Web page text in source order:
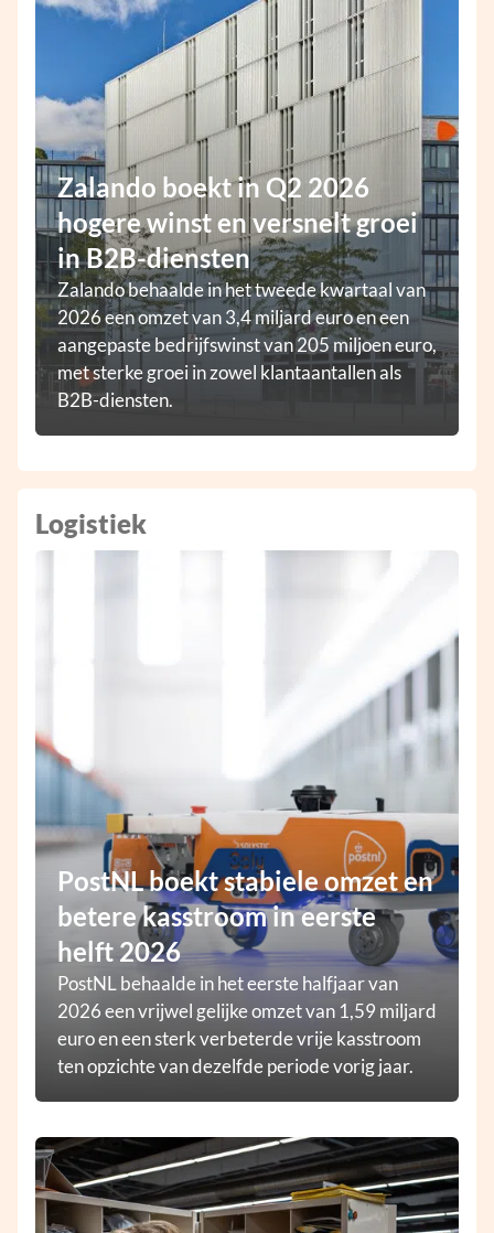
Zalando boekt in Q2 2026
hogere winst en versnelt groei
in B2B-diensten
Zalando behaalde in het tweede kwartaal van
2026 een omzet van 3,4 miljard euro en een
aangepaste bedrijfswinst van 205 miljoen euro,
met sterke groei in zowel klantaantallen als
B2B-diensten.
Logistiek
PostNL boekt stabiele omzet en
betere kasstroom in eerste
helft 2026
PostNL behaalde in het eerste halfjaar van
2026 een vrijwel gelijke omzet van 1,59 miljard
euro en een sterk verbeterde vrije kasstroom
ten opzichte van dezelfde periode vorig jaar.